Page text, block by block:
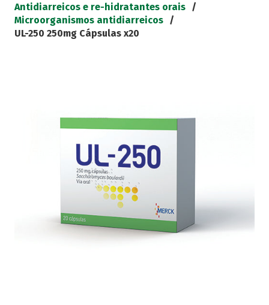
Antidiarreicos e re-hidratantes orais /
Microorganismos antidiarreicos /
UL-250 250mg Cápsulas x20